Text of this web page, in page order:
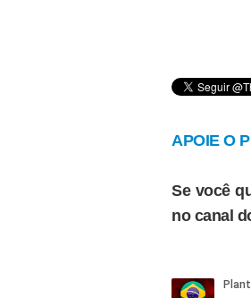
APOIE O
Se você
no canal